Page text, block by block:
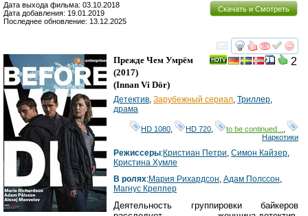
Скачать и Смотреть
Дата выхода фильма: 03.10.2018
Дата добавления: 19.01.2019
Последнее обновление: 13.12.2025
смотреть
2
Прежде Чем Умрём
(2017)
(Innan Vi Dör)
Детектив, Зарубежный сериал, Триллер,
драма
HD 1080, HD 720, to be continued...,
Наркотики
Режиссеры:Кристиан Петри, Симон Кайзер,
Кристина Хумле
В ролях:Мария Рихардсон, Адам Полссон,
Магнус Креппер
Деятельность группировки байкеров